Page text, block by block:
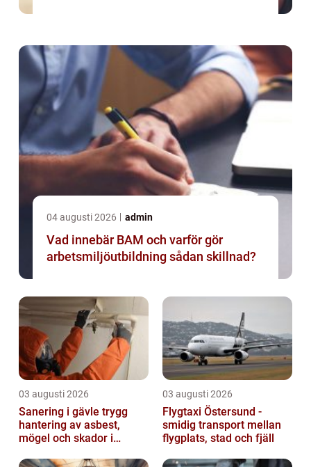
04 augusti 2026 admin
Vad innebär BAM och varför gör
arbetsmiljöutbildning sådan skillnad?
03 augusti 2026
Sanering i gävle trygg
hantering av asbest,
mögel och skador i
03 augusti 2026
Flygtaxi Östersund -
smidig transport mellan
flygplats, stad och fjäll